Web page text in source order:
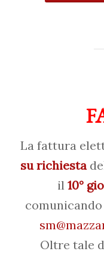
La fattura
su richiesta
il 10°
Oltre tale